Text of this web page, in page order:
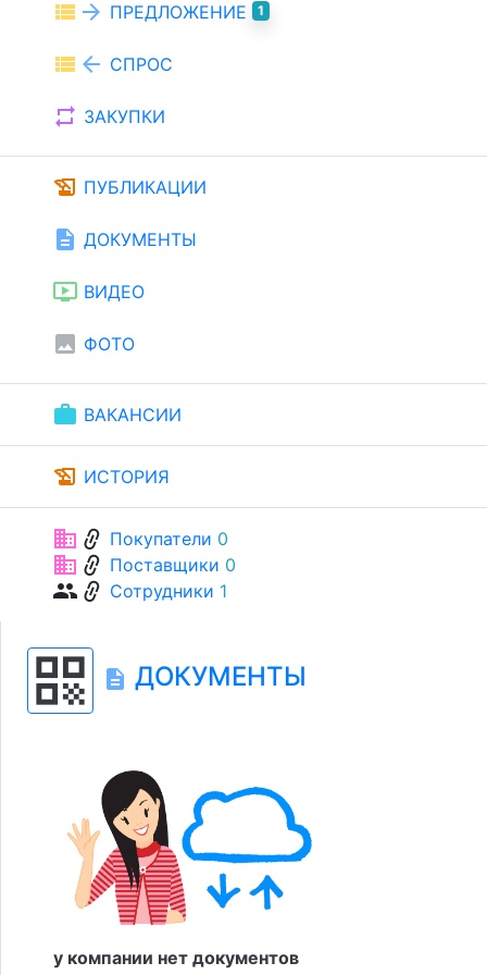
view_list arrow_forward ПРЕДЛОЖЕНИЕ 1
view_list arrow_back СПРОС
repeat ЗАКУПКИ
history_edu ПУБЛИКАЦИИ
description ДОКУМЕНТЫ
ondemand_video ВИДЕО
image ФОТО
work ВАКАНСИИ
history_edu ИСТОРИЯ
businesslink Покупатели 0
businesslink Поставщики 0
grouplink Сотрудники 1
qr_code description ДОКУМЕНТЫ
у компании нет документов